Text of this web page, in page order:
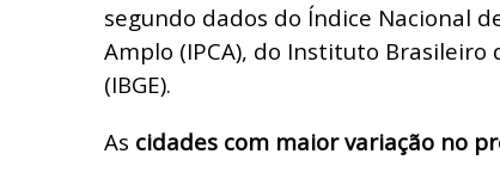
segundo dados do Índice Nacional
Amplo (IPCA), do Instituto Brasileiro
(IBGE).
As cidades com maior variação no